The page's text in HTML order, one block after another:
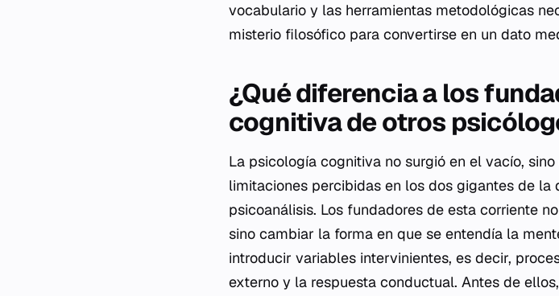
vocabulario y las herramientas metodológicas
misterio filosófico para convertirse en un dato
¿Qué diferencia a los
cognitiva de otros
La psicología cognitiva no surgió en el vacío,
limitaciones percibidas en los dos gigantes de
psicoanálisis. Los fundadores de esta corriente
sino cambiar la forma en que se entendía la
introducir variables intervinientes, es decir,
externo y la respuesta conductual. Antes de